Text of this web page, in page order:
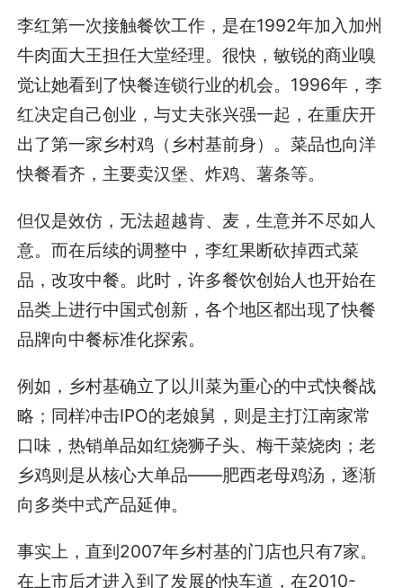
李红第一次接触餐饮工作，是在1992年加入加州
牛肉面大王担任大堂经理。很快，敏锐的商业嗅
觉让她看到了快餐连锁行业的机会。1996年，李
红决定自己创业，与丈夫张兴强一起，在重庆开
出了第一家乡村鸡（乡村基前身）。菜品也向洋
快餐看齐，主要卖汉堡、炸鸡、薯条等。
但仅是效仿，无法超越肯、麦，生意并不尽如人
意。而在后续的调整中，李红果断砍掉西式菜
品，改攻中餐。此时，许多餐饮创始人也开始在
品类上进行中国式创新，各个地区都出现了快餐
品牌向中餐标准化探索。
例如，乡村基确立了以川菜为重心的中式快餐战
略；同样冲击IPO的老娘舅，则是主打江南家常
口味，热销单品如红烧狮子头、梅干菜烧肉；老
乡鸡则是从核心大单品——肥西老母鸡汤，逐渐
向多类中式产品延伸。
事实上，直到2007年乡村基的门店也只有7家。
在上市后才进入到了发展的快车道，在2010-